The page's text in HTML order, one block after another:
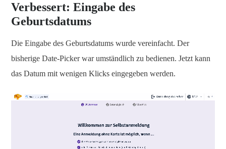
Verbessert: Eingabe des
Geburtsdatums
Die Eingabe des Geburtsdatums wurde vereinfacht. Der
bisherige Date-Picker war umständlich zu bedienen. Jetzt kann
das Datum mit wenigen Klicks eingegeben werden.